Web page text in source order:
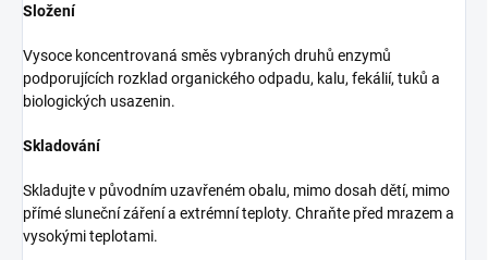
Složení
Vysoce koncentrovaná směs vybraných druhů enzymů
podporujících rozklad organického odpadu, kalu, fekálií, tuků a
biologických usazenin.
Skladování
Skladujte v původním uzavřeném obalu, mimo dosah dětí, mimo
přímé sluneční záření a extrémní teploty. Chraňte před mrazem a
vysokými teplotami.